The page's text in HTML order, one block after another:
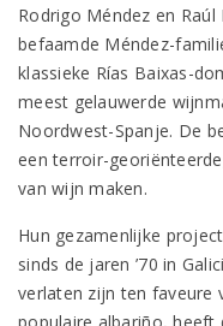
Rodrigo Méndez en
befaamde Méndez-
klassieke Rías Baixas-
meest gelauwerde
Noordwest-Spanje. De
een terroir-
van wijn maken.
Hun gezamenlijke
sinds de jaren ’70 in
verlaten zijn ten faveure